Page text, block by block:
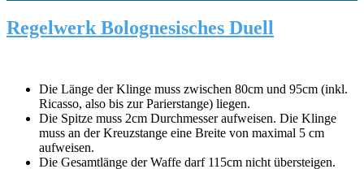
Regelwerk Bolognesisches Duell
Die Länge der Klinge muss zwischen 80cm und 95cm (inkl.
Ricasso, also bis zur Parierstange) liegen.
Die Spitze muss 2cm Durchmesser aufweisen. Die Klinge
muss an der Kreuzstange eine Breite von maximal 5 cm
aufweisen.
Die Gesamtlänge der Waffe darf 115cm nicht übersteigen.